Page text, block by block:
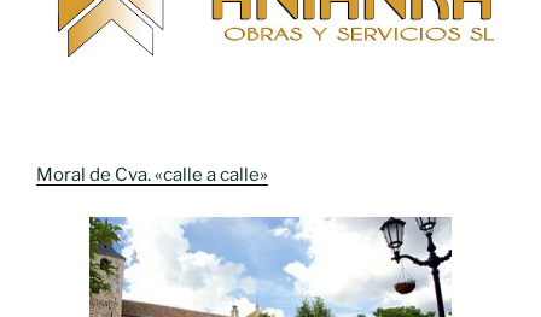
Moral de Cva. «calle a calle»